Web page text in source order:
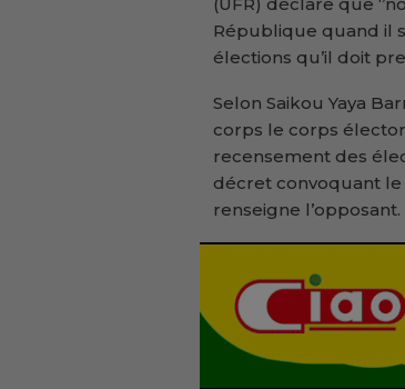
République quand il
élections qu’il doit
Selon Saikou Yaya
corps le corps
recensement des
décret convoquant le
renseigne l’opposant.